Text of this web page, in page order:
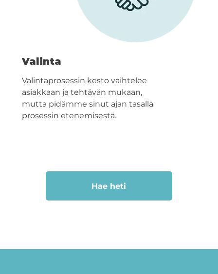
Valinta
Valintaprosessin kesto vaihtelee
asiakkaan ja tehtävän mukaan,
mutta pidämme sinut ajan tasalla
prosessin etenemisestä.
Hae heti